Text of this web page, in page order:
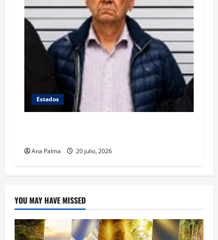
Estados
Ana Palma 20 julio, 2026
YOU MAY HAVE MISSED